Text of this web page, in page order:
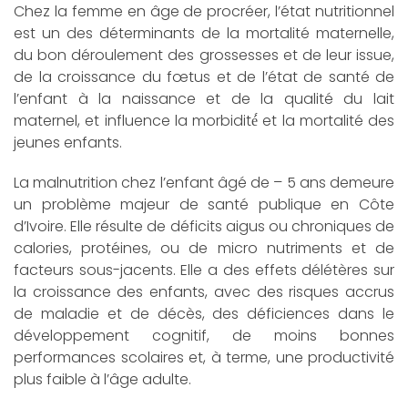
Chez la femme en âge de procréer, l’état nutritionnel
est un des déterminants de la mortalité maternelle,
du bon déroulement des grossesses et de leur issue,
de la croissance du fœtus et de l’état de santé de
l’enfant à la naissance et de la qualité du lait
maternel, et influence la morbidité́ et la mortalité des
jeunes enfants.
La malnutrition chez l’enfant âgé de – 5 ans demeure
un problème majeur de santé publique en Côte
d’Ivoire. Elle résulte de déficits aigus ou chroniques de
calories, protéines, ou de micro nutriments et de
facteurs sous-jacents. Elle a des effets délétères sur
la croissance des enfants, avec des risques accrus
de maladie et de décès, des déficiences dans le
développement cognitif, de moins bonnes
performances scolaires et, à terme, une productivité
plus faible à l’âge adulte.